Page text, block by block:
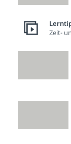
Zeit-